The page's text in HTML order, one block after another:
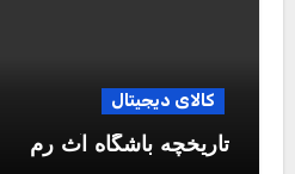
کالای دیجیتال
تاریخچه باشگاه آث رم